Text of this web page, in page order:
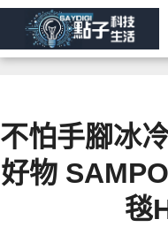
不怕手腳冰
好物
毯